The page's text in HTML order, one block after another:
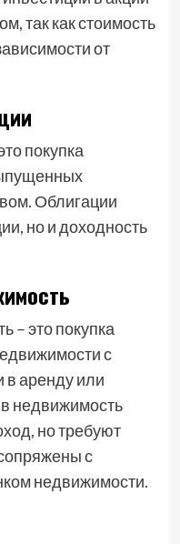
так как стоимость
от
покупка
Облигации
но и доходность
– это покупка
с
аренду или
недвижимость
но требуют
с
недвижимости.